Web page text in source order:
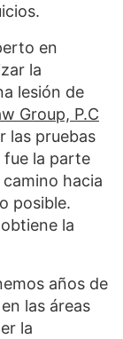
en
la
lesión de
Group, P.C
las pruebas
fue la parte
hacia
posible.
la
años de
las áreas
la